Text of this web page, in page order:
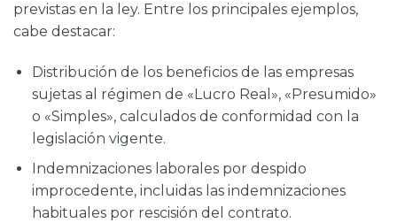
previstas en la ley. Entre los principales ejemplos,
cabe destacar:
Distribución de los beneficios de las empresas
sujetas al régimen de «Lucro Real», «Presumido»
o «Simples», calculados de conformidad con la
legislación vigente.
Indemnizaciones laborales por despido
improcedente, incluidas las indemnizaciones
habituales por rescisión del contrato.